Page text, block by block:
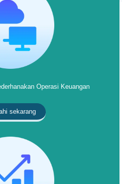
Operasi Keuangan
sekarang